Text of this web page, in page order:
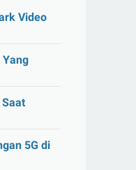
Video
Yang
5G di